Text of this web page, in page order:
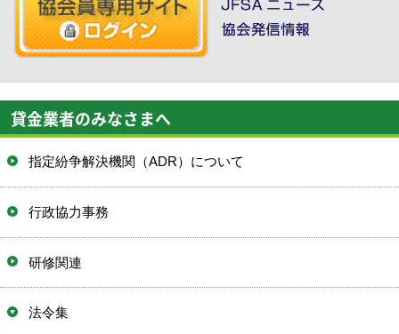
貸金業者のみなさまへ
指定紛争解決機関（ADR）について
行政協力事務
研修関連
法令集